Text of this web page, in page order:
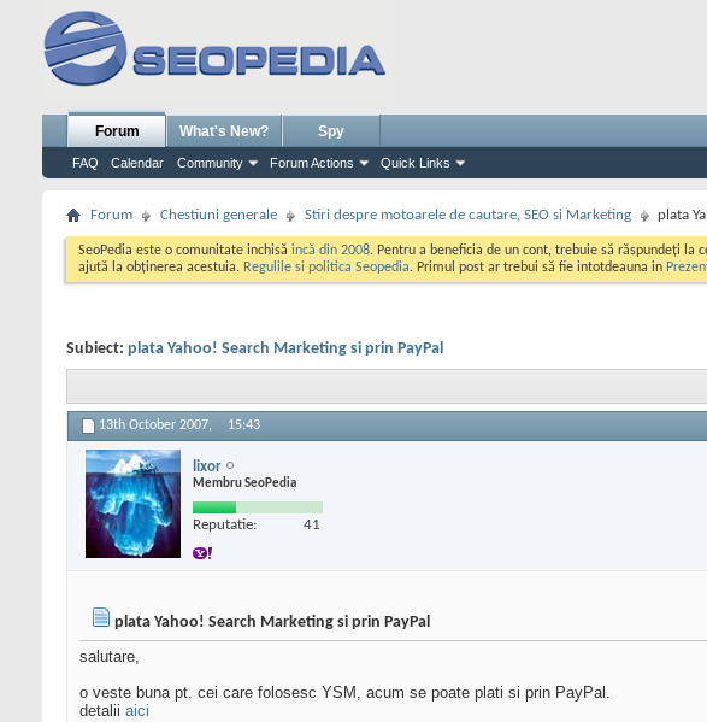
Forum
FAQ Calendar Community Forum Actions Quick Links
What's New? Spy
Forum Chestiuni generale Stiri despre motoarele de cautare, SEO si Marketing plata
SeoPedia este o comunitate inchisă incă din 2008. Pentru a beneficia de un cont, trebuie să răspundeți
ajută la obținerea acestuia. Regulile si politica Seopedia. Primul post ar trebui să fie intotdeauna in
Subiect: plata Yahoo! Search Marketing si prin PayPal
13th October 2007, 15:43
lixor
Membru SeoPedia
Reputatie: 41
plata Yahoo! Search Marketing si prin PayPal
salutare,
o veste buna pt. cei care folosesc YSM, acum se poate plati si prin PayPal.
detalii aici